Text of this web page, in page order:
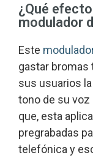
¿Qué
modulador
Este
gastar
sus usuarios
tono de su
que, esta
pregrabadas
telefónica y